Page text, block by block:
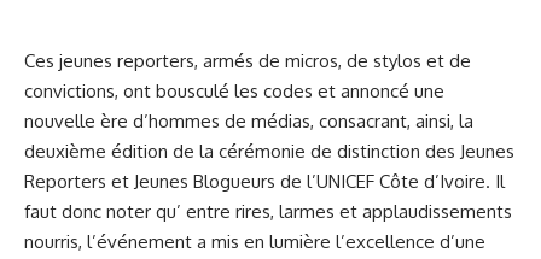
Ces jeunes reporters, armés de micros, de stylos et de
convictions, ont bousculé les codes et annoncé une
nouvelle ère d’hommes de médias, consacrant, ainsi, la
deuxième édition de la cérémonie de distinction des Jeunes
Reporters et Jeunes Blogueurs de l’UNICEF Côte d’Ivoire. Il
faut donc noter qu’ entre rires, larmes et applaudissements
nourris, l’événement a mis en lumière l’excellence d’une